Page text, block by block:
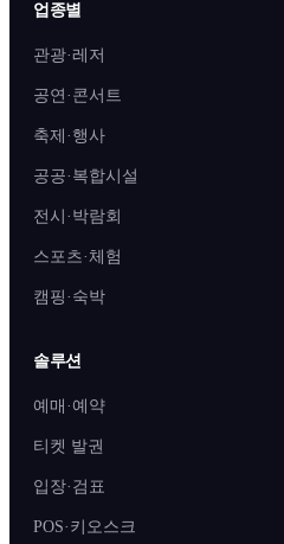
업종별
관광·레저
공연·콘서트
축제·행사
공공·복합시설
전시·박람회
스포츠·체험
캠핑·숙박
솔루션
예매·예약
티켓 발권
입장·검표
POS·키오스크